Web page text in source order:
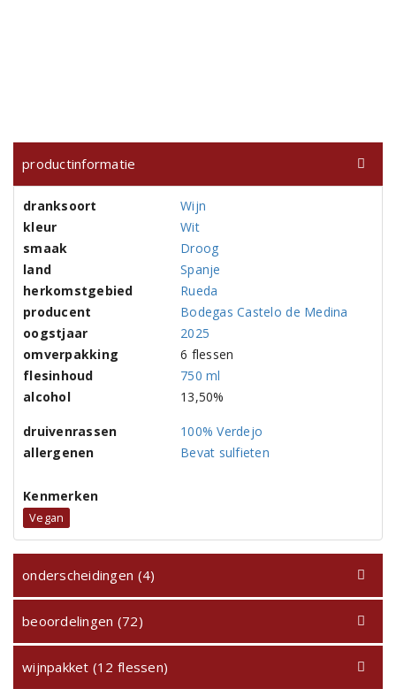
productinformatie
dranksoort
Wijn
kleur
Wit
smaak
Droog
land
Spanje
herkomstgebied
Rueda
producent
Bodegas Castelo de Medina
oogstjaar
2025
omverpakking
6 flessen
flesinhoud
750 ml
alcohol
13,50%
druivenrassen
100% Verdejo
allergenen
Bevat sulfieten
Kenmerken
Vegan
onderscheidingen (4)
beoordelingen (72)
wijnpakket (12 flessen)